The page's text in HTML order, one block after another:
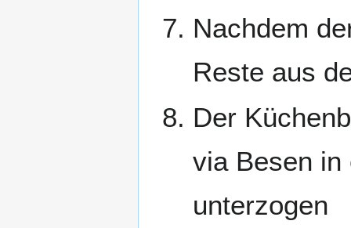
Nachdem
Reste aus
Der
via Besen in
unterzogen